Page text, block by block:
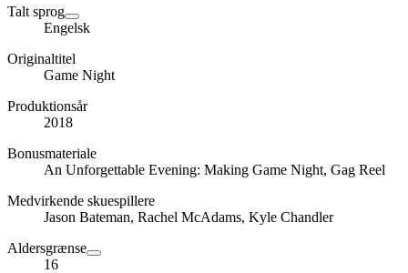
Talt sprog
Engelsk
Originaltitel
Game Night
Produktionsår
2018
Bonusmateriale
An Unforgettable Evening: Making Game Night, Gag Reel
Medvirkende skuespillere
Jason Bateman, Rachel McAdams, Kyle Chandler
Aldersgrænse
16